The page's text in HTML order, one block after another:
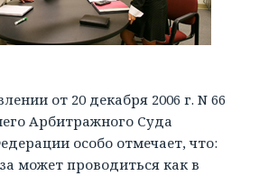
от 20 декабря 2006 г. N 66
Арбитражного Суда
особо отмечает, что:
может проводиться как в